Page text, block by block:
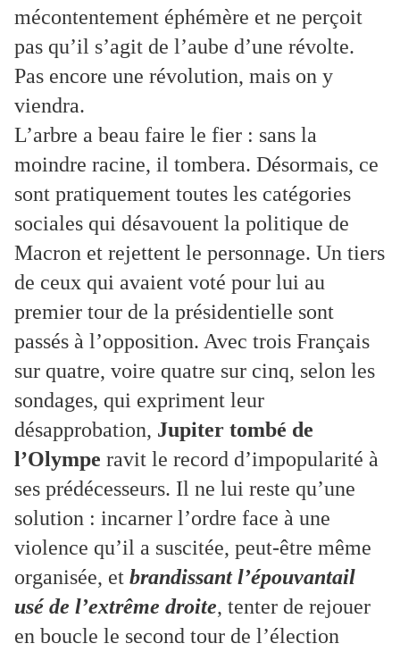
mécontentement éphémère et ne perçoit
pas qu’il s’agit de l’aube d’une révolte.
Pas encore une révolution, mais on y
viendra.
L’arbre a beau faire le fier : sans la
moindre racine, il tombera. Désormais, ce
sont pratiquement toutes les catégories
sociales qui désavouent la politique de
Macron et rejettent le personnage. Un tiers
de ceux qui avaient voté pour lui au
premier tour de la présidentielle sont
passés à l’opposition. Avec trois Français
sur quatre, voire quatre sur cinq, selon les
sondages, qui expriment leur
désapprobation, Jupiter tombé de
l’Olympe ravit le record d’impopularité à
ses prédécesseurs. Il ne lui reste qu’une
solution : incarner l’ordre face à une
violence qu’il a suscitée, peut-être même
organisée, et brandissant l’épouvantail
usé de l’extrême droite, tenter de rejouer
en boucle le second tour de l’élection